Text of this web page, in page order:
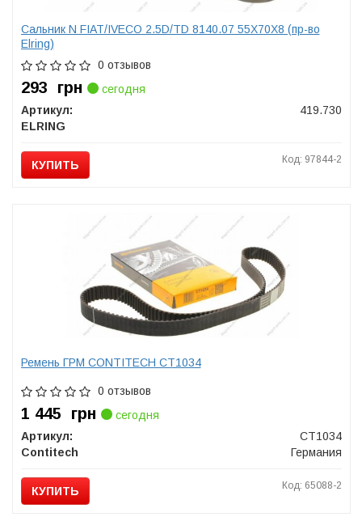
Сальник N FIAT/IVECO 2.5D/TD 8140.07 55X70X8 (пр-во
Elring)
0 отзывов
293 грн
сегодня
Артикул:
419.730
ELRING
КУПИТЬ Код: 97844-2
Ремень ГРМ CONTITECH CT1034
0 отзывов
1 445 грн
сегодня
Артикул:
CT1034
Contitech
Германия
КУПИТЬ Код: 65088-2